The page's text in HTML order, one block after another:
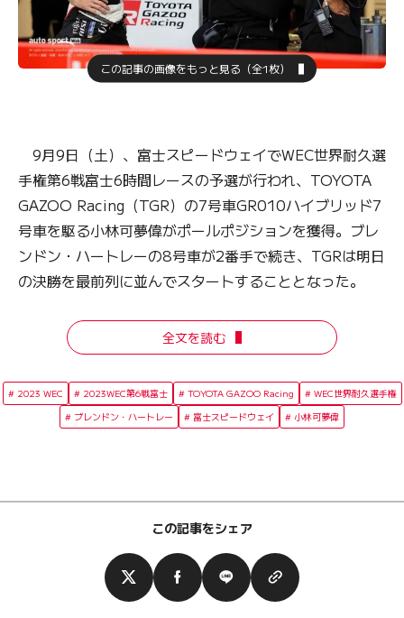
この記事の画像をもっと見る（全1枚）
9月9日（土）、富士スピードウェイでWEC世界耐久選
手権第6戦富士6時間レースの予選が行われ、TOYOTA
GAZOO Racing（TGR）の7号車GR010ハイブリッド7
号車を駆る小林可夢偉がポールポジションを獲得。ブレ
ンドン・ハートレーの8号車が2番手で続き、TGRは明日
の決勝を最前列に並んでスタートすることとなった。
全文を読む
2023 WEC 2023WEC第6戦富士 TOYOTA GAZOO Racing
WEC世界耐久選手権
ブレンドン・ハートレー
富士スピードウェイ 小林可夢偉
この記事をシェア